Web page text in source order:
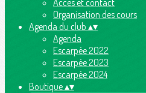
Accès et contact
Organisation des cours
Agenda du club ▴▾
Agenda
Escarpée 2022
Escarpée 2023
Escarpée 2024
Boutique▴▾